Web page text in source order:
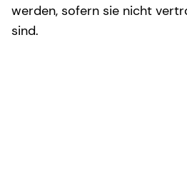
werden, sofern sie nicht
sind.